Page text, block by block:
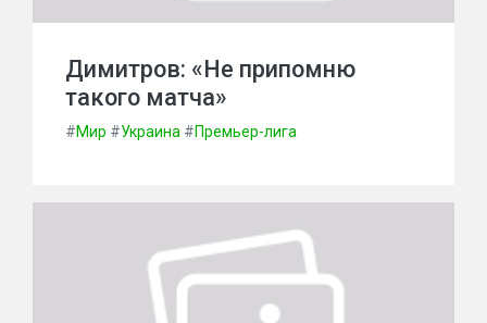
Димитров: «Не припомню
такого матча»
#Мир #Украина #Премьер-лига